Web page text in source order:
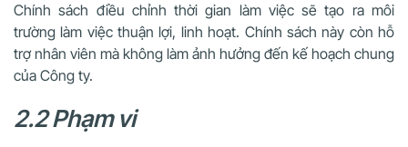
Chính sách điều chỉnh thời gian làm việc sẽ tạo ra môi
trường làm việc thuận lợi, linh hoạt. Chính sách này còn hỗ
trợ nhân viên mà không làm ảnh hưởng đến kế hoạch chung
của Công ty.
2.2 Phạm vi